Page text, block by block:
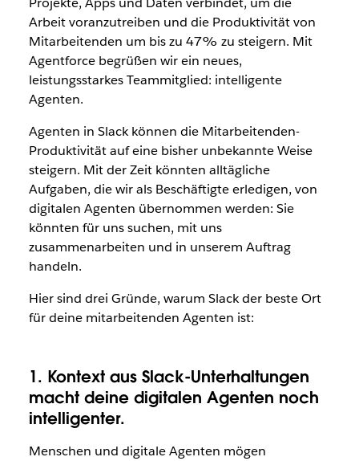
Arbeit voranzutreiben und die Produktivität von
Mitarbeitenden um bis zu 47% zu steigern. Mit
Agentforce begrüßen wir ein neues,
leistungsstarkes Teammitglied: intelligente
Agenten.
Agenten in Slack können die Mitarbeitenden-
Produktivität auf eine bisher unbekannte Weise
steigern. Mit der Zeit könnten alltägliche
Aufgaben, die wir als Beschäftigte erledigen, von
digitalen Agenten übernommen werden: Sie
könnten für uns suchen, mit uns
zusammenarbeiten und in unserem Auftrag
handeln.
Hier sind drei Gründe, warum Slack der beste Ort
für deine mitarbeitenden Agenten ist:
1. Kontext aus Slack-Unterhaltungen
macht deine digitalen Agenten noch
intelligenter.
Menschen und digitale Agenten mögen